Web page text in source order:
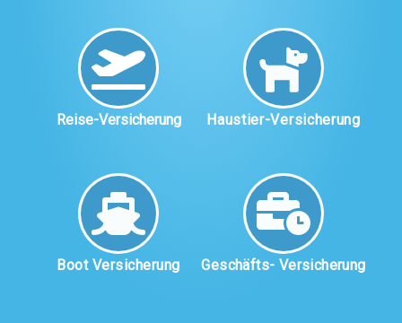
Reise-Versicherung Haustier-Versicherung
Boot Versicherung Geschäfts- Versicherung